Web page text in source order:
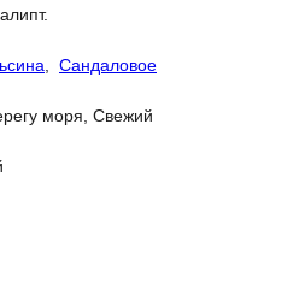
Сандаловое
моря, Свежий